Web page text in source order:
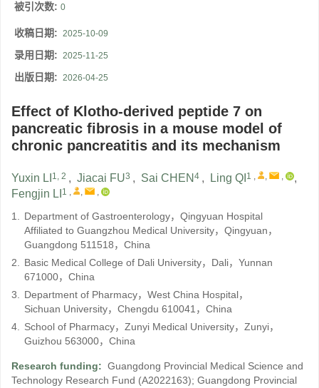
被引次数: 0
收稿日期: 2025-10-09
录用日期: 2025-11-25
出版日期: 2026-04-25
Effect of Klotho-derived peptide 7 on
pancreatic fibrosis in a mouse model of
chronic pancreatitis and its mechanism
Yuxin LI 1, 2 , Jiacai FU3 , Sai CHEN 4 , Ling QI 1 , , ,
,
Fengjin LI 1 , , ,
1. Department of Gastroenterology，Qingyuan Hospital
Affiliated to Guangzhou Medical University，Qingyuan，
Guangdong 511518，China
2. Basic Medical College of Dali University，Dali，Yunnan
671000，China
3. Department of Pharmacy，West China Hospital，
Sichuan University，Chengdu 610041，China
4. School of Pharmacy，Zunyi Medical University，Zunyi，
Guizhou 563000，China
Research funding: Guangdong Provincial Medical Science and
Technology Research Fund (A2022163); Guangdong Provincial